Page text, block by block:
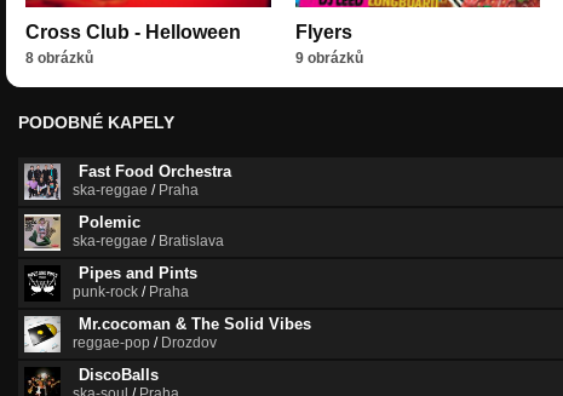
Cross Club - Helloween
8 obrázků
Flyers
9 obrázků
PODOBNÉ KAPELY
Fast Food Orchestra
ska-reggae / Praha
Polemic
ska-reggae / Bratislava
Pipes and Pints
punk-rock / Praha
Mr.cocoman & The Solid Vibes
reggae-pop / Drozdov
DiscoBalls